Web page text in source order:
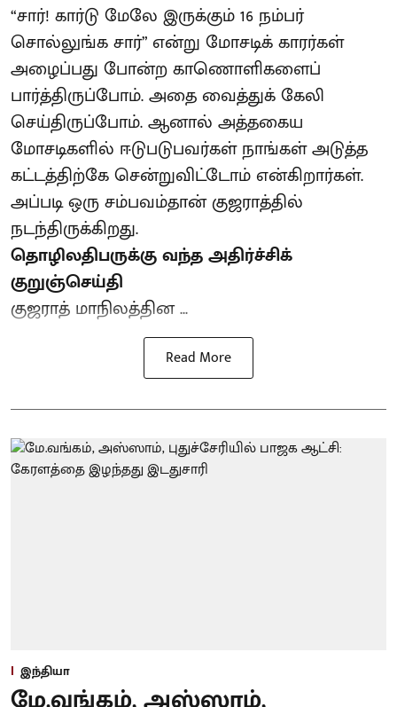
“சார்! கார்டு மேலே இருக்கும் 16 நம்பர்
சொல்லுங்க சார்” என்று மோசடிக் காரர்கள்
அழைப்பது போன்ற காணொளிகளைப்
பார்த்திருப்போம். அதை வைத்துக் கேலி
செய்திருப்போம். ஆனால் அத்தகைய
மோசடிகளில் ஈடுபடுபவர்கள் நாங்கள் அடுத்த
கட்டத்திற்கே சென்றுவிட்டோம் என்கிறார்கள்.
அப்படி ஒரு சம்பவம்தான் குஜராத்தில்
நடந்திருக்கிறது.
தொழிலதிபருக்கு வந்த அதிர்ச்சிக்
குறுஞ்செய்தி
குஜராத் மாநிலத்தின ...
Read More
இந்தியா